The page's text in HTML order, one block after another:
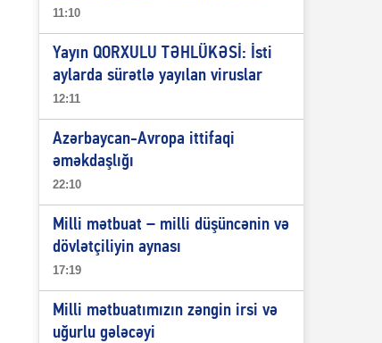
11:10
Yayın QORXULU TƏHLÜKƏSİ: İsti
aylarda sürətlə yayılan viruslar
12:11
Azərbaycan-Avropa ittifaqi
əməkdaşlığı
22:10
Milli mətbuat – milli düşüncənin və
dövlətçiliyin aynası
17:19
Milli mətbuatımızın zəngin irsi və
uğurlu gələcəyi